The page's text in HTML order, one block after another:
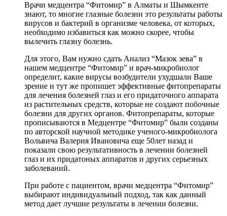
Врачи медцентра “Фитомир” в Алматы и Шымкенте
знают, то многие глазные болезни это результаты работы
вирусов и бактерий в организме человека, от которых,
необходимо избавиться как можно скорее, чтобы
вылечить глазну болезнь.
Для этого, Вам нужно сдать Анализ “Мазок зева” в
нашем медцентре “Фитомир” и врач-микробиолог
определит, какие вирусы возбудители ухудшали Ваше
зрение и тут же пропишет эффективные фитопрепараты
для лечения болезней глаз и его придаточного аппарата
из растительных средств, которые не создают побочные
болезни для других органов. Фитопрепараты, которые
прописываются в Медцентре “Фитомир” были созданы
по авторской научной методике ученого-микробиолога
Вольвича Валерия Ивановича еще 50лет назад и
показали свою результативность в лечении болезней
глаз и их придатоных аппаратов и других серьезных
заболеваний.
При работе с пациентом, врачи медцентра “Фитомир”
выбирают индивидуальный подход, так как данный
метод дает лучшие результаты в лечении болезни.